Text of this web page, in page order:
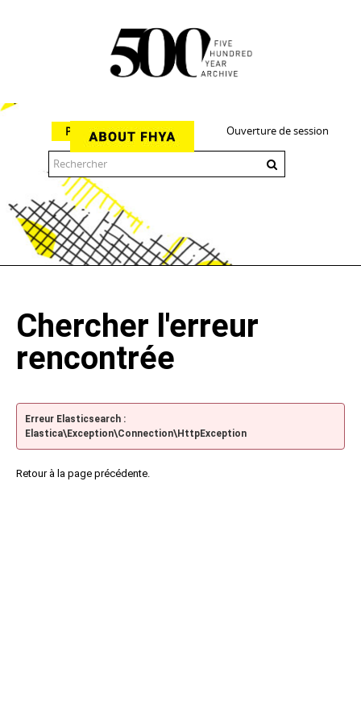
Ouverture de session
Parcourir
Chercher l'erreur
rencontrée
Erreur Elasticsearch :
Elastica\Exception\Connection\HttpException
Retour à la page précédente.